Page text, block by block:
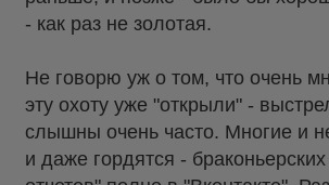
- как раз не золотая.
Не говорю уж о том, что очень
эту охоту уже "открыли" -
слышны очень часто. Многие и
и даже гордятся -